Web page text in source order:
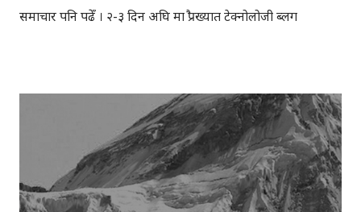
समाचार पनि पढेँ । २-३ दिन अघि मात्रै प्रख्यात टेक्नोलोजी ब्लग
टेकक्रन्चले पछि अर्को ब्लग मार्फत, खबरको खन्डन गर्यो । उक्त
समाचार टेकक्रन्चले लेखेको नभइ कसैले स्रटयुआरएल (Shrturl)
साइट मार्फत टेकक्रन्चकै साइटको कुनै खबर सम्पादन गरेर
स्रटयुआरएलमा राखिदिएको थियो । प्राय: पढ्नेहरुले एड्रेसबारको
युआरएल हेरेनन्, सबै साइट यथावत सक्कली थियो, त्यही युआरएल र